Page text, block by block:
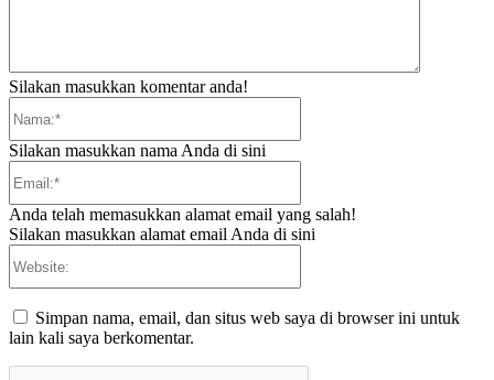
Silakan masukkan komentar anda!
Silakan masukkan nama Anda di sini
Anda telah memasukkan alamat email yang salah!
Silakan masukkan alamat email Anda di sini
Simpan nama, email, dan situs web saya di browser ini untuk
lain kali saya berkomentar.